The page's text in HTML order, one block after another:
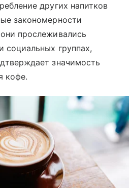
других напитков
закономерности
прослеживались
социальных группах,
значимость
кофе.